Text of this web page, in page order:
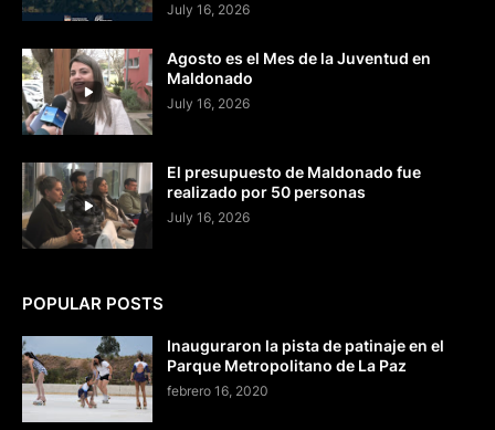
July 16, 2026
Agosto es el Mes de la Juventud en
Maldonado
July 16, 2026
El presupuesto de Maldonado fue
realizado por 50 personas
July 16, 2026
POPULAR POSTS
Inauguraron la pista de patinaje en el
Parque Metropolitano de La Paz
febrero 16, 2020